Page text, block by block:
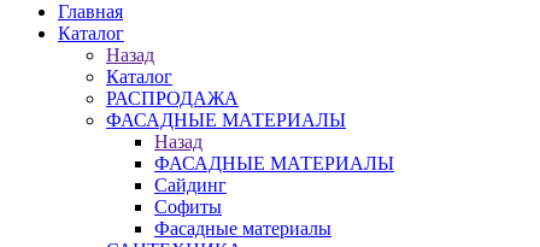
Главная
Каталог
Назад
Каталог
РАСПРОДАЖА
ФАСАДНЫЕ МАТЕРИАЛЫ
Назад
ФАСАДНЫЕ МАТЕРИАЛЫ
Сайдинг
Софиты
Фасадные материалы